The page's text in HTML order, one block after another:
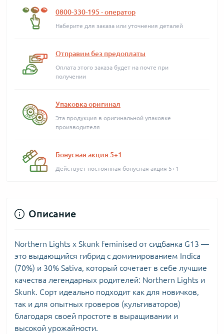
0800-330-195 - оператор
Наберите для заказа или уточнения деталей
Отправим без предоплаты
Оплата этого заказа будет на почте при
получении
Упаковка оригинал
Эта продукция в оригинальной упаковке
производителя
Бонусная акция 5+1
Действует постоянная бонусная акция 5+1
Описание
Northern Lights x Skunk feminised от сидбанка G13 —
это выдающийся гибрид с доминированием Indica
(70%) и 30% Sativa, который сочетает в себе лучшие
качества легендарных родителей: Northern Lights и
Skunk. Сорт идеально подходит как для новичков,
так и для опытных гроверов (культиваторов)
благодаря своей простоте в выращивании и
высокой урожайности.